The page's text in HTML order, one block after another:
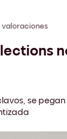
valoraciones
se